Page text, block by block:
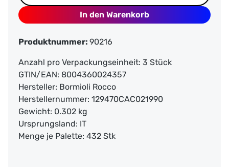
In den Warenkorb
Produktnummer: 90216
Anzahl pro Verpackungseinheit: 3 Stück
GTIN/EAN: 8004360024357
Hersteller: Bormioli Rocco
Herstellernummer: 129470CAC021990
Gewicht: 0.302 kg
Ursprungsland: IT
Menge je Palette: 432 Stk